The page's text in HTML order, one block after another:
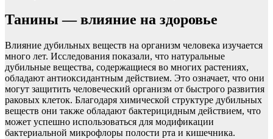
Танины — влияние на здоровье
Влияние дубильных веществ на организм человека изучается
много лет. Исследования показали, что натуральные
дубильные вещества, содержащиеся во многих растениях,
обладают антиоксидантным действием. Это означает, что они
могут защитить человеческий организм от быстрого развития
раковых клеток. Благодаря химической структуре дубильных
веществ они также обладают бактерицидным действием, что
может успешно использоваться для модификации
бактериальной микрофлоры полости рта и кишечника.